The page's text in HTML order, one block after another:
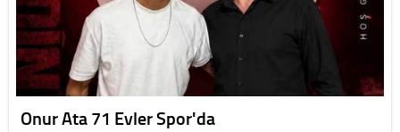
Onur Ata 71 Evler Spor'da